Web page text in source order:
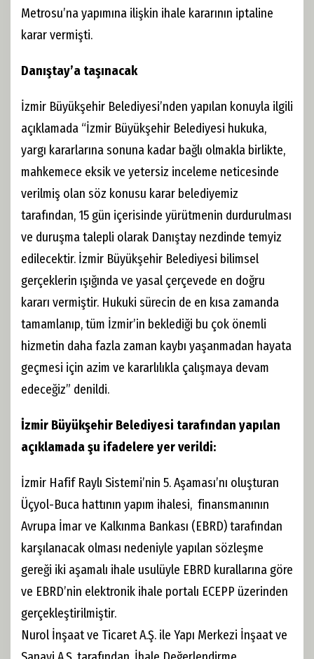
Metrosu’na yapımına ilişkin ihale kararının iptaline
karar vermişti.
Danıştay’a taşınacak
İzmir Büyükşehir Belediyesi’nden yapılan konuyla ilgili
açıklamada “İzmir Büyükşehir Belediyesi hukuka,
yargı kararlarına sonuna kadar bağlı olmakla birlikte,
mahkemece eksik ve yetersiz inceleme neticesinde
verilmiş olan söz konusu karar belediyemiz
tarafından, 15 gün içerisinde yürütmenin durdurulması
ve duruşma talepli olarak Danıştay nezdinde temyiz
edilecektir. İzmir Büyükşehir Belediyesi bilimsel
gerçeklerin ışığında ve yasal çerçevede en doğru
kararı vermiştir. Hukuki sürecin de en kısa zamanda
tamamlanıp, tüm İzmir’in beklediği bu çok önemli
hizmetin daha fazla zaman kaybı yaşanmadan hayata
geçmesi için azim ve kararlılıkla çalışmaya devam
edeceğiz” denildi.
İzmir Büyükşehir Belediyesi tarafından yapılan
açıklamada şu ifadelere yer verildi:
İzmir Hafif Raylı Sistemi’nin 5. Aşaması’nı oluşturan
Üçyol-Buca hattının yapım ihalesi, finansmanının
Avrupa İmar ve Kalkınma Bankası (EBRD) tarafından
karşılanacak olması nedeniyle yapılan sözleşme
gereği iki aşamalı ihale usulüyle EBRD kurallarına göre
ve EBRD’nin elektronik ihale portalı ECEPP üzerinden
gerçekleştirilmiştir.
Nurol İnşaat ve Ticaret A.Ş. ile Yapı Merkezi İnşaat ve